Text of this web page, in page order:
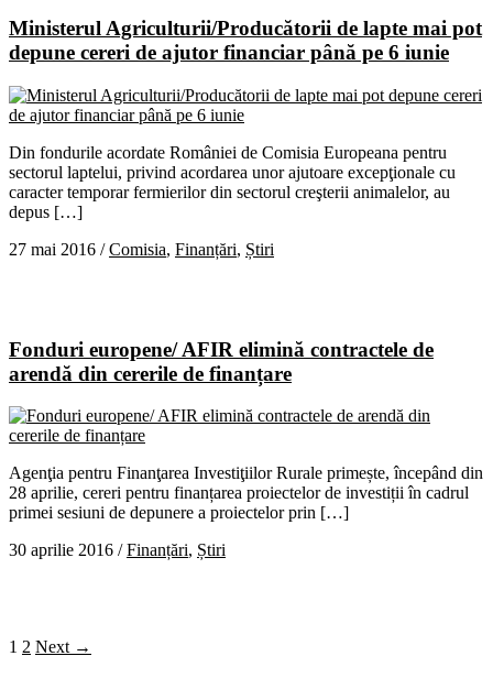
Ministerul Agriculturii/Producătorii de lapte mai pot
depune cereri de ajutor financiar până pe 6 iunie
Din fondurile acordate României de Comisia Europeana pentru
sectorul laptelui, privind acordarea unor ajutoare excepţionale cu
caracter temporar fermierilor din sectorul creşterii animalelor, au
depus […]
27 mai 2016 /Comisia, Finanțări, Știri
Fonduri europene/ AFIR elimină contractele de
arendă din cererile de finanțare
Agenţia pentru Finanţarea Investiţiilor Rurale primește, începând din
28 aprilie, cereri pentru finanțarea proiectelor de investiții în cadrul
primei sesiuni de depunere a proiectelor prin […]
30 aprilie 2016 /Finanțări, Știri
1 2 Next →